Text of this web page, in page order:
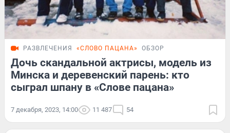
РАЗВЛЕЧЕНИЯ «СЛОВО ПАЦАНА» ОБЗОР
Дочь скандальной актрисы, модель из
Минска и деревенский парень: кто
сыграл шпану в «Слове пацана»
7 декабря, 2023, 14:00 11 487 54